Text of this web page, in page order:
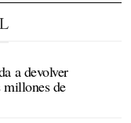
a devolver
millones de